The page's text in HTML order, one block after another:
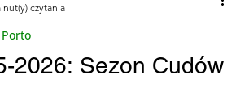
2026: Sezon Cudów
czytania